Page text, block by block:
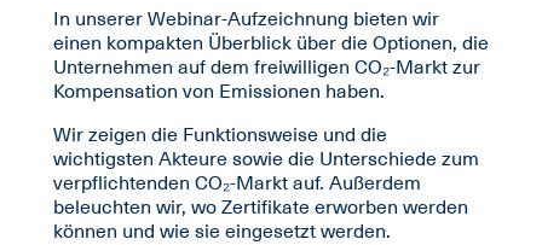
In unserer Webinar-Aufzeichnung bieten wir
einen kompakten Überblick über die Optionen, die
Unternehmen auf dem freiwilligen CO₂-Markt zur
Kompensation von Emissionen haben.
Wir zeigen die Funktionsweise und die
wichtigsten Akteure sowie die Unterschiede zum
verpflichtenden CO₂-Markt auf. Außerdem
beleuchten wir, wo Zertifikate erworben werden
können und wie sie eingesetzt werden.